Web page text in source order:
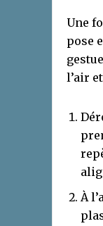
Une
pose
l’air
À